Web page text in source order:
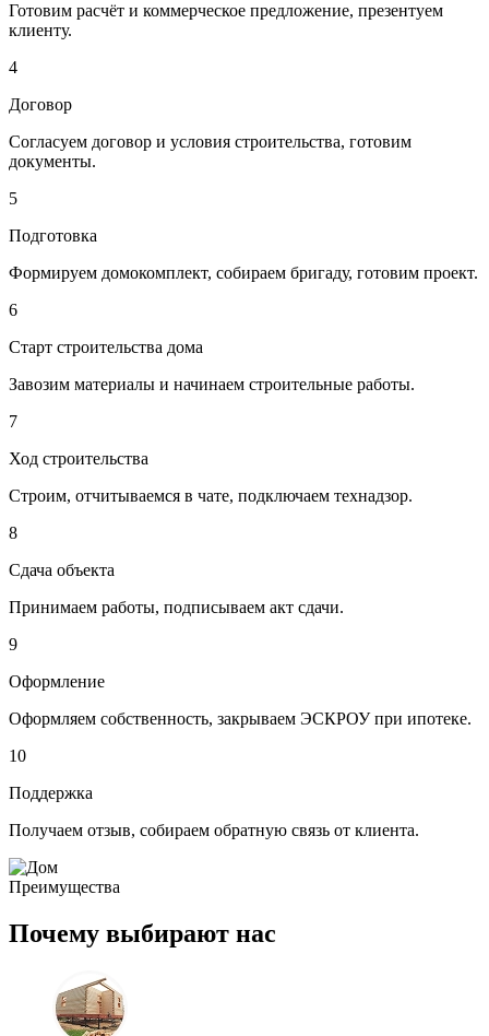
Готовим расчёт и коммерческое предложение, презентуем
клиенту.
4
Договор
Согласуем договор и условия строительства, готовим
документы.
5
Подготовка
Формируем домокомплект, собираем бригаду, готовим проект.
6
Старт строительства дома
Завозим материалы и начинаем строительные работы.
7
Ход строительства
Строим, отчитываемся в чате, подключаем технадзор.
8
Сдача объекта
Принимаем работы, подписываем акт сдачи.
9
Оформление
Оформляем собственность, закрываем ЭСКРОУ при ипотеке.
10
Поддержка
Получаем отзыв, собираем обратную связь от клиента.
Преимущества
Почему выбирают нас